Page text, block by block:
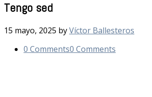
Tengo sed
15 mayo, 2025 byVíctor Ballesteros
0 Comments0 Comments